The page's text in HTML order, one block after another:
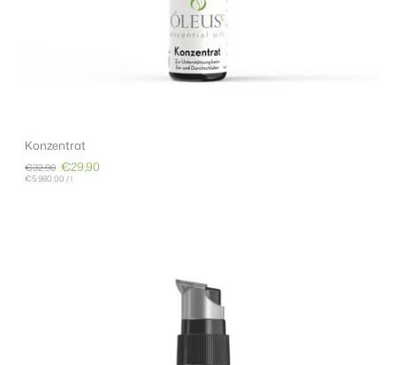
Konzentrat
€32,90 €29,90
€5.980,00 /l